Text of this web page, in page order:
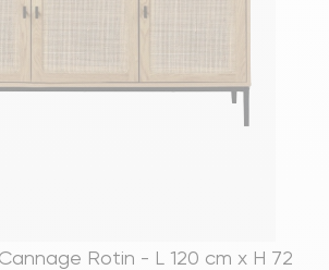
Rotin - L 120 cm x H 72